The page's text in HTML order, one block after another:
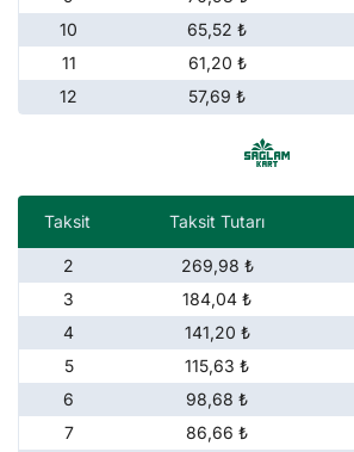
10
65,52 ₺
11
61,20 ₺
12
57,69 ₺
Taksit Taksit Tutarı
2 269,98 ₺
3
184,04 ₺
4
141,20 ₺
5
115,63 ₺
6
98,68 ₺
7
86,66 ₺